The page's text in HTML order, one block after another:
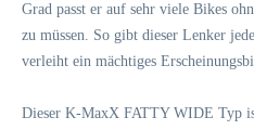
Grad passt er auf sehr viele Bikes
zu müssen. So gibt dieser Lenker
verleiht ein mächtiges
Dieser K-MaxX FATTY WIDE Typ